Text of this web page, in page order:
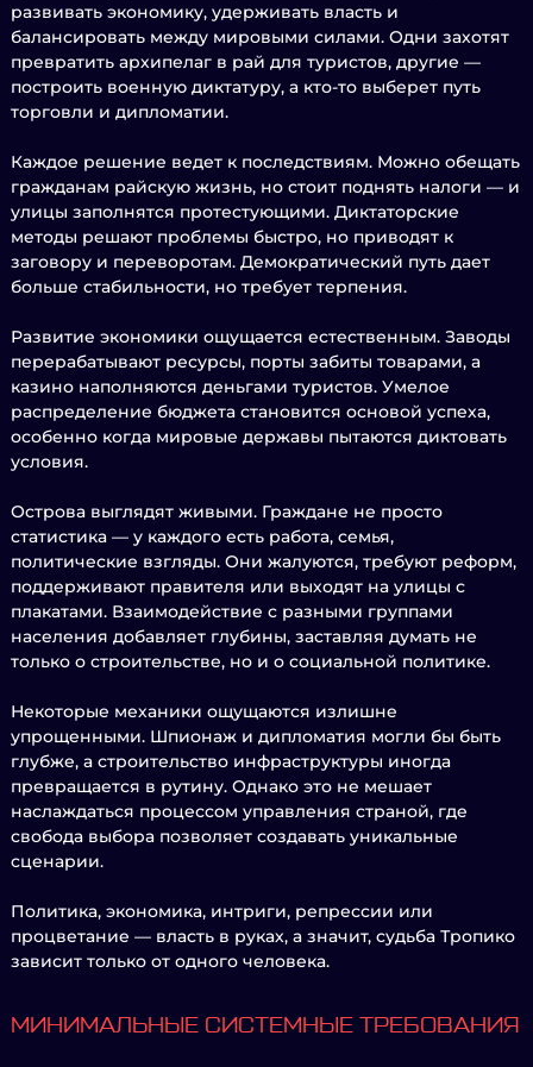
развивать экономику, удерживать власть и
балансировать между мировыми силами. Одни захотят
превратить архипелаг в рай для туристов, другие —
построить военную диктатуру, а кто-то выберет путь
торговли и дипломатии.
Каждое решение ведет к последствиям. Можно обещать
гражданам райскую жизнь, но стоит поднять налоги — и
улицы заполнятся протестующими. Диктаторские
методы решают проблемы быстро, но приводят к
заговору и переворотам. Демократический путь дает
больше стабильности, но требует терпения.
Развитие экономики ощущается естественным. Заводы
перерабатывают ресурсы, порты забиты товарами, а
казино наполняются деньгами туристов. Умелое
распределение бюджета становится основой успеха,
особенно когда мировые державы пытаются диктовать
условия.
Острова выглядят живыми. Граждане не просто
статистика — у каждого есть работа, семья,
политические взгляды. Они жалуются, требуют реформ,
поддерживают правителя или выходят на улицы с
плакатами. Взаимодействие с разными группами
населения добавляет глубины, заставляя думать не
только о строительстве, но и о социальной политике.
Некоторые механики ощущаются излишне
упрощенными. Шпионаж и дипломатия могли бы быть
глубже, а строительство инфраструктуры иногда
превращается в рутину. Однако это не мешает
наслаждаться процессом управления страной, где
свобода выбора позволяет создавать уникальные
сценарии.
Политика, экономика, интриги, репрессии или
процветание — власть в руках, а значит, судьба Тропико
зависит только от одного человека.
МИНИМАЛЬНЫЕ СИСТЕМНЫЕ ТРЕБОВАНИЯ